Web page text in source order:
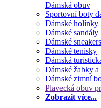
Dámská obuv
Sportovní boty
Dámské holínky
Dámské sandály
Dámské sneakers
Dámské tenisky
Dámská
Dámské žabky
Dámské zimní
Plavecká obuv
Zobrazit více...